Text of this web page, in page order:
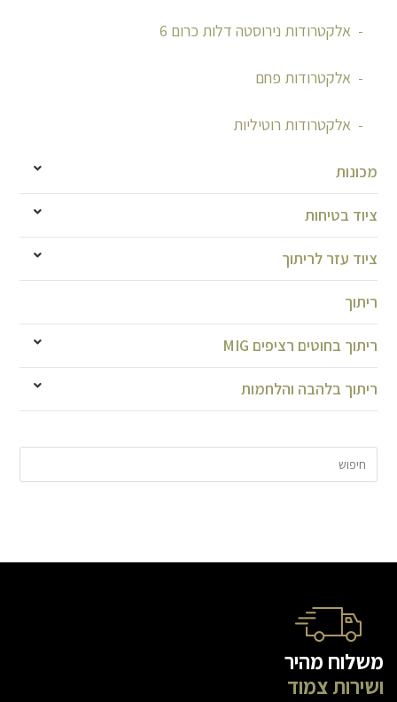
אלקטרודות נירוסטה דלות כרום 6
אלקטרודות פחם
אלקטרודות רוטיליות
מכונות
ציוד בטיחות
ציוד עזר לריתוך
ריתוך
ריתוך בחוטים רציפים MIG
ריתוך בלהבה והלחמות
משלוח מהיר
ושירות צמוד